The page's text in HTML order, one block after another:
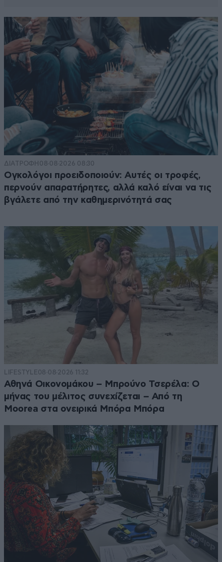
ΔΙΑΤΡΟΦΗ 08·08·2026 08:30
Ογκολόγοι προειδοποιούν: Αυτές οι τροφές,
περνούν απαρατήρητες, αλλά καλό είναι να τις
βγάλετε από την καθημερινότητά σας
LIFESTYLE08·08·2026 11:32
Αθηνά Οικονομάκου – Μπρούνο Τσερέλα: Ο
μήνας του μέλιτος συνεχίζεται – Από τη
Moorea στα ονειρικά Μπόρα Μπόρα